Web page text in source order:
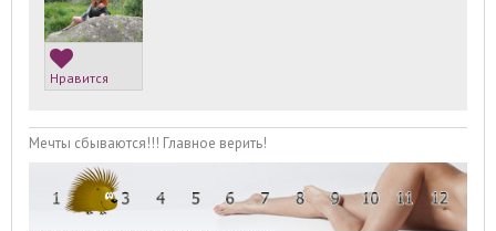
Нравится
Мечты сбываются!!! Главное верить!